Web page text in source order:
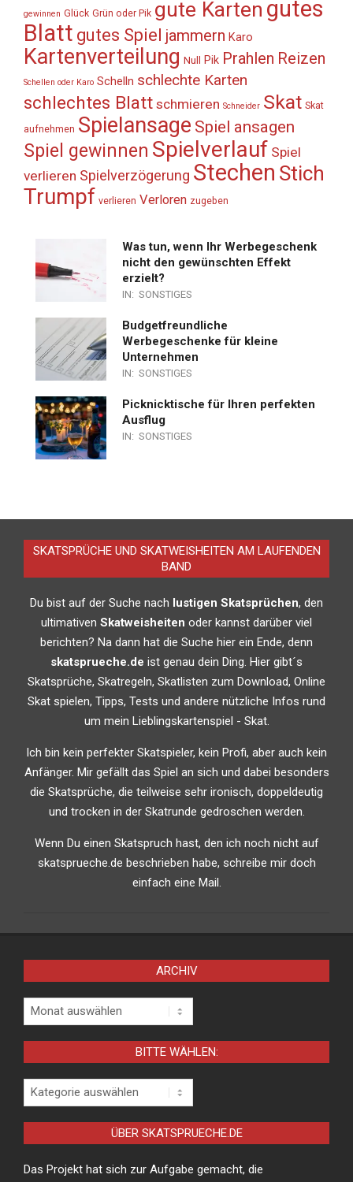
gewinnen Glück Grün oder Pik gute Karten gutes
Blatt gutes Spiel jammern Karo
Kartenverteilung Null Pik Prahlen Reizen
Schellen oder Karo Schelln schlechte Karten
schlechtes Blatt schmieren Schneider Skat Skat
aufnehmen Spielansage Spiel ansagen
Spiel gewinnen Spielverlauf Spiel
verlieren Spielverzögerung Stechen Stich
Trumpf verlieren Verloren zugeben
Was tun, wenn Ihr Werbegeschenk
nicht den gewünschten Effekt
erzielt?
IN: SONSTIGES
Budgetfreundliche
Werbegeschenke für kleine
Unternehmen
IN: SONSTIGES
Picknicktische für Ihren perfekten
Ausflug
IN: SONSTIGES
SKATSPRÜCHE UND SKATWEISHEITEN AM LAUFENDEN
BAND
Du bist auf der Suche nach lustigen Skatsprüchen, den
ultimativen Skatweisheiten oder kannst darüber viel
berichten? Na dann hat die Suche hier ein Ende, denn
skatsprueche.de ist genau dein Ding. Hier gibt´s
Skatsprüche, Skatregeln, Skatlisten zum Download, Online
Skat spielen, Tipps, Tests und andere nützliche Infos rund
um mein Lieblingskartenspiel - Skat.
Ich bin kein perfekter Skatspieler, kein Profi, aber auch kein
Anfänger. Mir gefällt das Spiel an sich und dabei besonders
die Skatsprüche, die teilweise sehr ironisch, doppeldeutig
und trocken in der Skatrunde gedroschen werden.
Wenn Du einen Skatspruch hast, den ich noch nicht auf
skatsprueche.de beschrieben habe, schreibe mir doch
einfach eine Mail.
ARCHIV
Archiv
BITTE WÄHLEN:
Bitte
wählen:
ÜBER SKATSPRUECHE.DE
Das Projekt hat sich zur Aufgabe gemacht, die